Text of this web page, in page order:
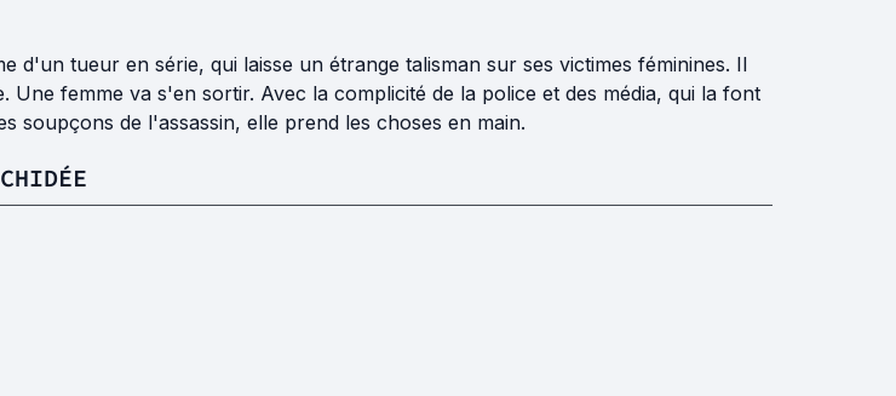
d'un tueur en série, qui laisse un étrange talisman sur ses victimes féminines. Il
Une femme va s'en sortir. Avec la complicité de la police et des média, qui la font
soupçons de l'assassin, elle prend les choses en main.